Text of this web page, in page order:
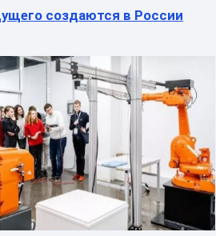
создаются в России